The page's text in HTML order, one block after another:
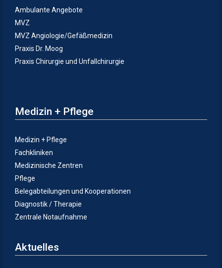
Ambulante Angebote
MVZ
MVZ Angiologie/Gefäßmedizin
Praxis Dr. Moog
Praxis Chirurgie und Unfallchirurgie
Medizin + Pflege
Medizin + Pflege
Fachkliniken
Medizinische Zentren
Pflege
Belegabteilungen und Kooperationen
Diagnostik / Therapie
Zentrale Notaufnahme
Aktuelles